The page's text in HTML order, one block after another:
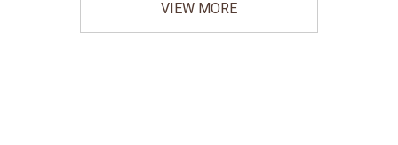
VIEW MORE